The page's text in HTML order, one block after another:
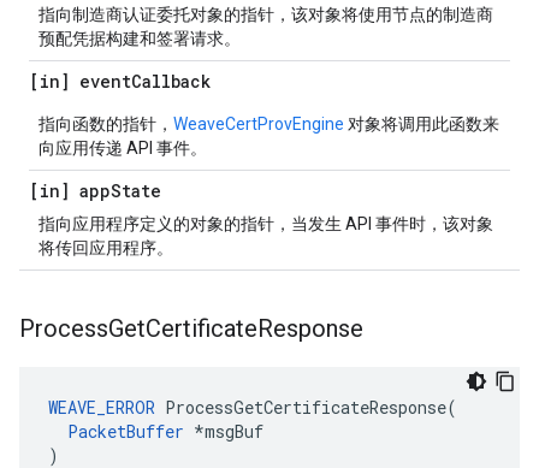
指向制造商认证委托对象的指针，该对象将使用节点的制造商
预配凭据构建和签署请求。
[in] eventCallback
指向函数的指针， WeaveCertProvEngine 对象将调用此函数来
向应用传递 API 事件。
[in] appState
指向应用程序定义的对象的指针，当发生 API 事件时，该对象
将传回应用程序。
ProcessGetCertificateResponse
WEAVE_ERROR ProcessGetCertificateResponse(
PacketBuffer *msgBuf
)